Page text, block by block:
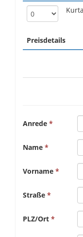
Preisdetails
Anrede
Name
Vorname
Straße
PLZ/Ort